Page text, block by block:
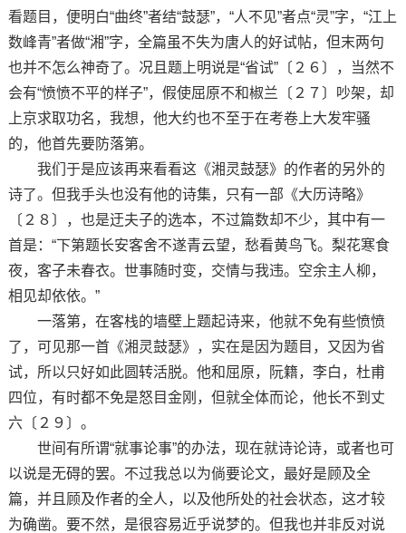
看题目，便明白“曲终”者结“鼓瑟”，“人不见”者点“灵”字，“江上
数峰青”者做“湘”字，全篇虽不失为唐人的好试帖，但末两句
也并不怎么神奇了。况且题上明说是“省试”〔２６〕，当然不
会有“愤愤不平的样子”，假使屈原不和椒兰〔２７〕吵架，却
上京求取功名，我想，他大约也不至于在考卷上大发牢骚
的，他首先要防落第。
我们于是应该再来看看这《湘灵鼓瑟》的作者的另外的
诗了。但我手头也没有他的诗集，只有一部《大历诗略》
〔２８〕，也是迂夫子的选本，不过篇数却不少，其中有一
首是：“下第题长安客舍不遂青云望，愁看黄鸟飞。梨花寒食
夜，客子未春衣。世事随时变，交情与我违。空余主人柳，
相见却依依。”
一落第，在客栈的墙壁上题起诗来，他就不免有些愤愤
了，可见那一首《湘灵鼓瑟》，实在是因为题目，又因为省
试，所以只好如此圆转活脱。他和屈原，阮籍，李白，杜甫
四位，有时都不免是怒目金刚，但就全体而论，他长不到丈
六〔２９〕。
世间有所谓“就事论事”的办法，现在就诗论诗，或者也可
以说是无碍的罢。不过我总以为倘要论文，最好是顾及全
篇，并且顾及作者的全人，以及他所处的社会状态，这才较
为确凿。要不然，是很容易近乎说梦的。但我也并非反对说